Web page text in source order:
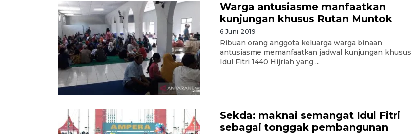
Warga antusiasme manfaatkan
kunjungan khusus Rutan Muntok
6 Juni 2019
Ribuan orang anggota keluarga warga binaan
antusiasme memanfaatkan jadwal kunjungan khusus
Idul Fitri 1440 Hijriah yang ...
Sekda: maknai semangat Idul Fitri
sebagai tonggak pembangunan